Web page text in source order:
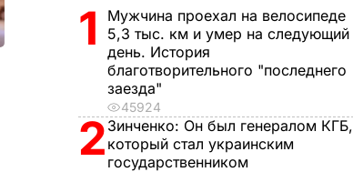
1
Мужчина проехал на велосипеде
5,3 тыс. км и умер на следующий
день. История
благотворительного "последнего
заезда"
45924
2 Зинченко: Он был генералом КГБ,
который стал украинским
государственником